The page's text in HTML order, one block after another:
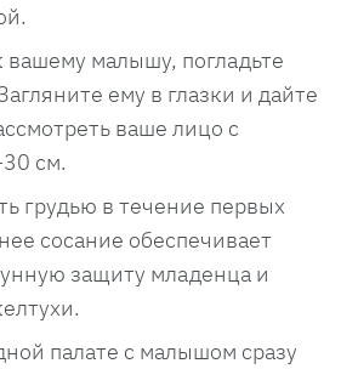
вашему малышу, погладьте
ему в глазки и дайте
ваше лицо с
см.
грудью в течение первых
сосание обеспечивает
защиту младенца и
палате с малышом сразу